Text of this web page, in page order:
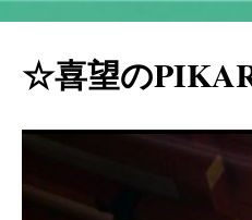
☆喜望の